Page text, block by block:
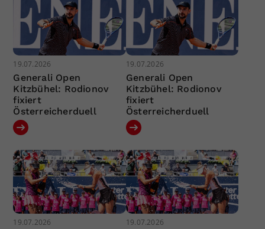
19.07.2026
Generali Open
Kitzbühel: Rodionov
fixiert
Österreicherduell
19.07.2026
Generali Open
Kitzbühel: Rodionov
fixiert
Österreicherduell
19.07.2026 19.07.2026